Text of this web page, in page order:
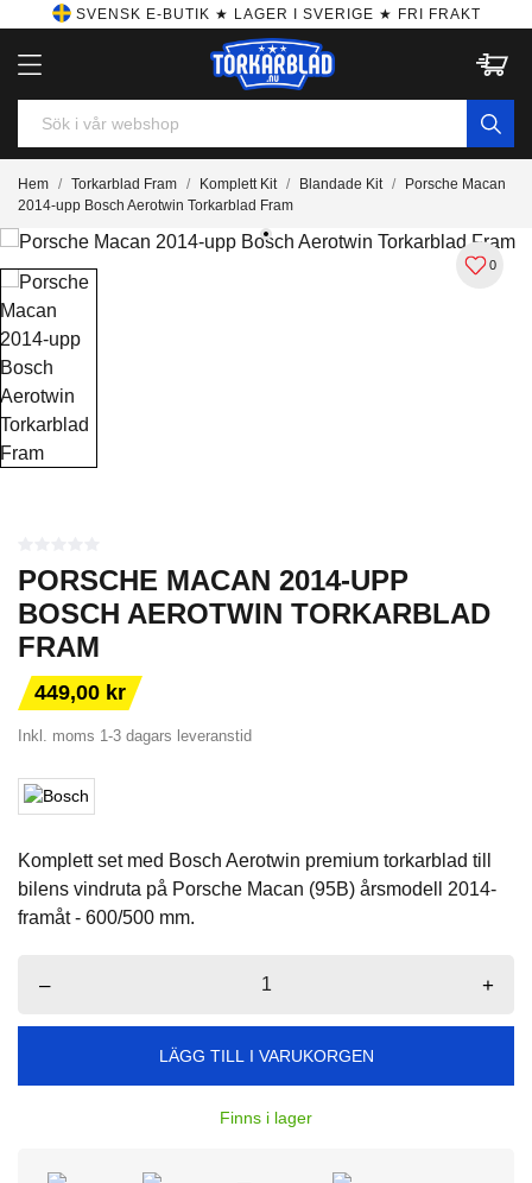
SVENSK E-BUTIK ★ LAGER I SVERIGE ★ FRI FRAKT
Hem Torkarblad Fram Komplett Kit Blandade Kit
Porsche Macan
2014-upp Bosch Aerotwin Torkarblad Fram
0
PORSCHE MACAN 2014-UPP
BOSCH AEROTWIN TORKARBLAD
FRAM
449,00 kr
Inkl. moms 1-3 dagars leveranstid
Komplett set med Bosch Aerotwin premium torkarblad till
bilens vindruta på Porsche Macan (95B) årsmodell 2014-
framåt - 600/500 mm.
– +
LÄGG TILL I VARUKORGEN
Finns i lager